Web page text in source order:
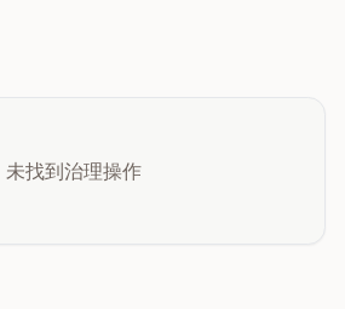
未找到治理操作